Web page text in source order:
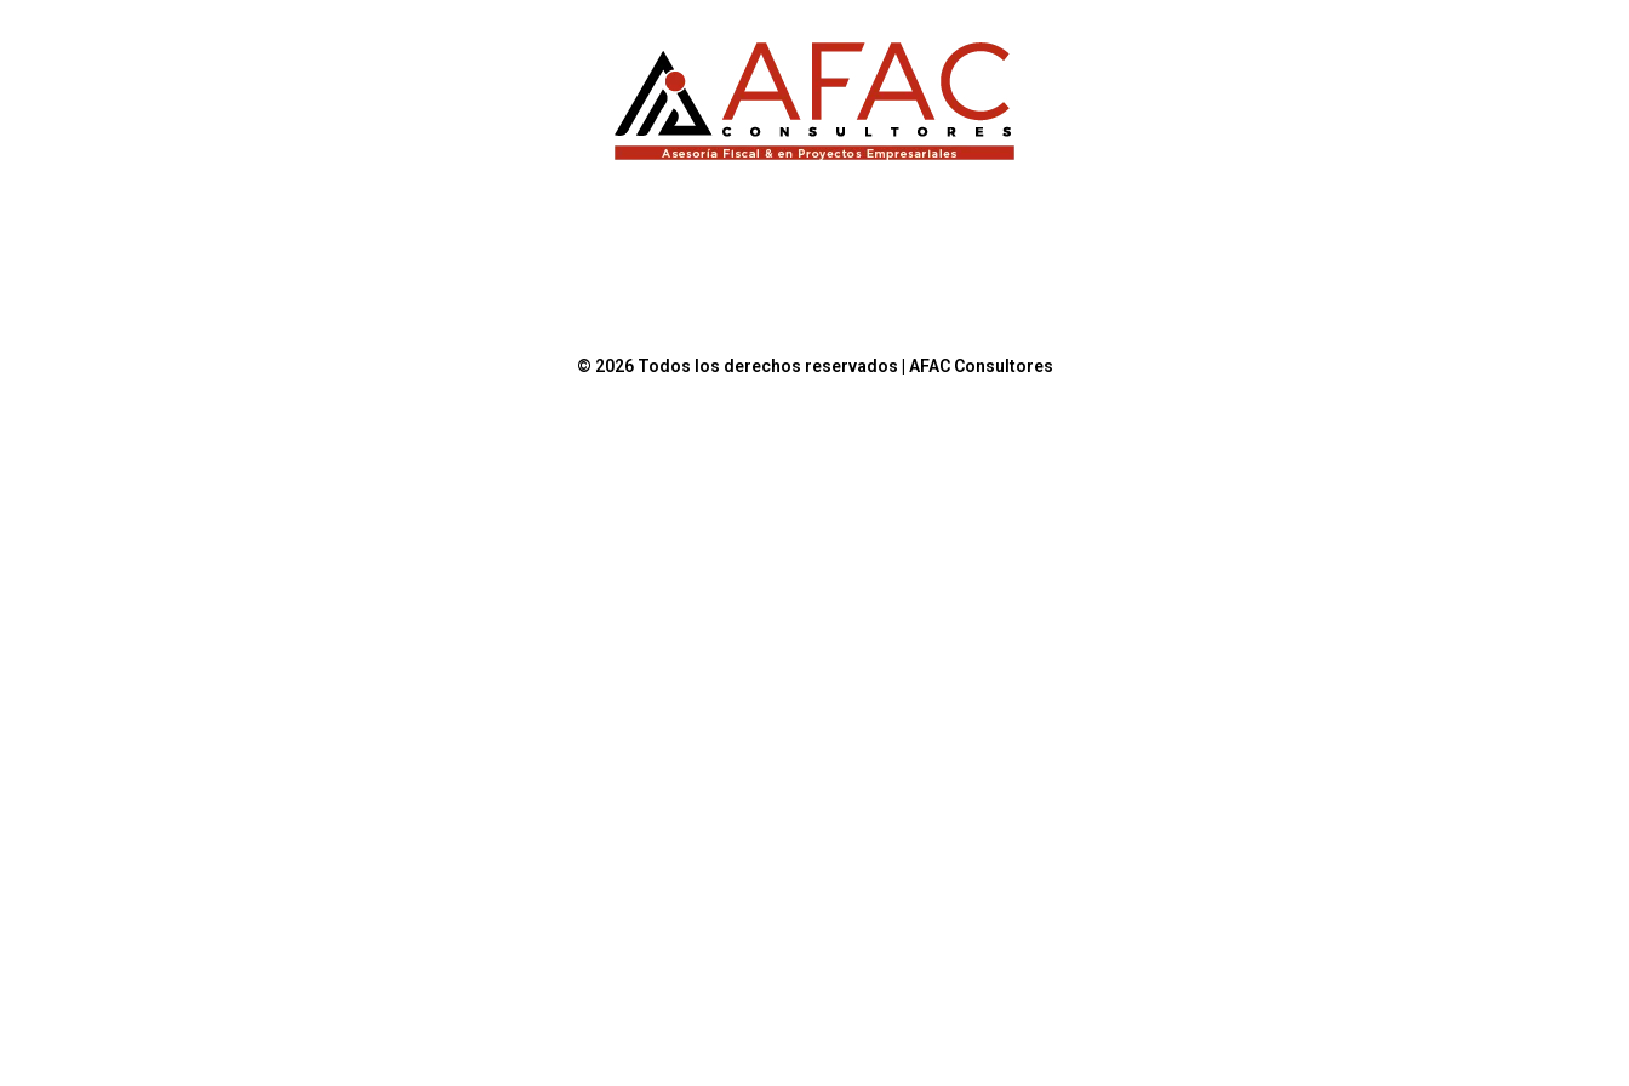
© 2026 Todos los derechos reservados | AFAC Consultores